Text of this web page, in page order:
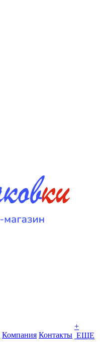
Компания Контакты
+
ЕЩЕ